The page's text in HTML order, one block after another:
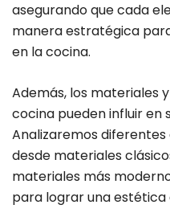
asegurando que cada
manera estratégica
en la cocina.
Además, los materiales
cocina pueden influir en
Analizaremos
desde materiales
materiales más
para lograr una